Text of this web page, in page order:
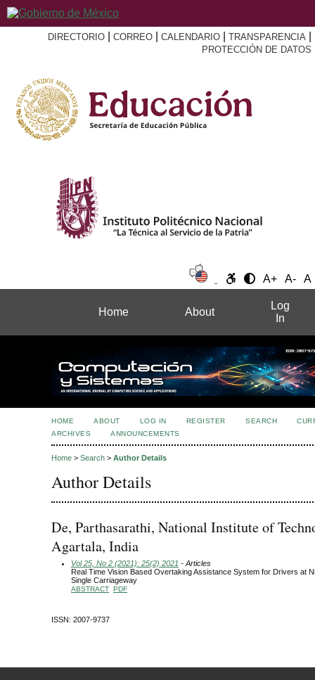
DIRECTORIO CORREO CALENDARIO TRANSPARENCIA
PROTECCIÓN DE DATOS
A+ A- A
Home About
Log
In
HOME ABOUT LOG IN REGISTER SEARCH
ARCHIVES
ANNOUNCEMENTS
Home > Search > Author Details
Author Details
De, Parthasarathi, National Institute of
Agartala, India
Vol 25, No 2 (2021): 25(2) 2021 - Articles
Real Time Vision Based Overtaking Assistance System for Drivers at
Single Carriageway
ABSTRACT PDF
ISSN: 2007-9737